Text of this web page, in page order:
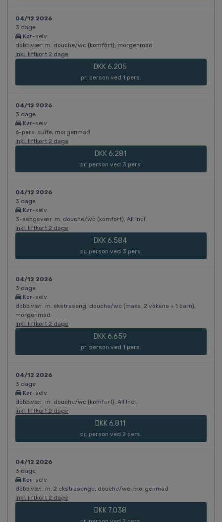
04/12 2026
3 dage
Kør-selv
dobb.vær. m. douche/wc (komfort), morgenmad
Inkl. liftkort 2 dage
DKK 6.205
pr. person ved 1 pers.
04/12 2026
3 dage
Kør-selv
6-pers. suite, morgenmad
Inkl. liftkort 2 dage
DKK 6.281
pr. person ved 3 pers.
04/12 2026
3 dage
Kør-selv
3-sengsvær. m. douche/wc (komfort), All Incl.
Inkl. liftkort 2 dage
DKK 6.584
pr. person ved 3 pers.
04/12 2026
3 dage
Kør-selv
dobb.vær. m. ekstraseng, douche/wc (maks. 2 voksne + 1 barn),
morgenmad
Inkl. liftkort 2 dage
DKK 6.659
pr. person ved 1 pers.
04/12 2026
3 dage
Kør-selv
dobb.vær. m. douche/wc (komfort), All Incl.
Inkl. liftkort 2 dage
DKK 6.811
pr. person ved 2 pers.
04/12 2026
3 dage
Kør-selv
dobb.vær. m. 2 ekstrasenge, douche/wc, morgenmad
Inkl. liftkort 2 dage
DKK 7.038